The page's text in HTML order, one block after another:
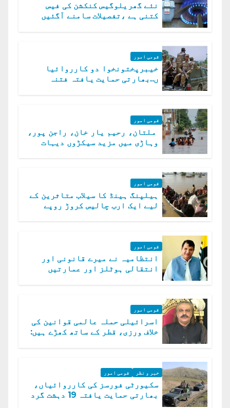
نئے گھریلوگیس کنکشن کی فیس
کتنی ہے ،تفصیلات سامنے آگئیں
قومی امور
خیبرپختونخوا دو کارروائیا
ں..بھارتی حمایت یافتہ فتنہ
قومی امور
ملتان، رحیم یار خان، راجن پور،
وہاڑی میں مزید سیکڑوں دیہات
قومی امور
ہیلپنگ ہینڈ کا سیلاب متاثرین کے
لیے ایک ارب چالیس کروڑ روپے
قومی امور
انتظامیہ نے میرے قانونی اور
انتقالی ہوٹلز اور عمارتیں
قومی امور
اسرائیلی حملہ عالمی قوانین کی
خلاف ورزی، قطر کے ساتھ کھڑے ہیں:
خبر و نظر قومی امور
سکیورٹی فورسز کی کارروائیاں،
بھارتی حمایت یافتہ 19 دہشت گرد